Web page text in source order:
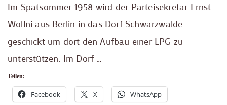
Im Spätsommer 1958 wird der Parteisekretär Ernst
Wollni aus Berlin in das Dorf Schwarzwalde
geschickt um dort den Aufbau einer LPG zu
unterstützen. Im Dorf …
Teilen:
Facebook X WhatsApp